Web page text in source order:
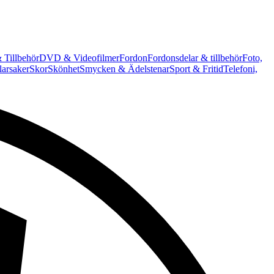
TillbehörDVD & VideofilmerFordonFordonsdelar & tillbehörFoto,
SkorSkönhetSmycken & ÄdelstenarSport & FritidTelefoni,